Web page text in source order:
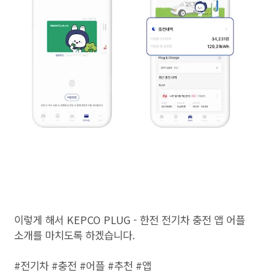
이렇게 해서 KEPCO PLUG - 한전 전기차 충전 앱 어플
소개를 마치도록 하겠습니다.
#전기차 #충전 #어플 #추천 #앱